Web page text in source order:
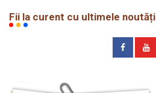
Fii la curent cu ultimele noutăți